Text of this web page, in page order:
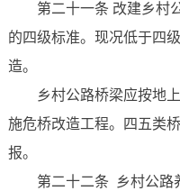
第二十一条 改建乡村
的四级标准。现况低于四
造。
乡村公路桥梁应按地
施危桥改造工程。四五类
报。
第二十二条 乡村公路